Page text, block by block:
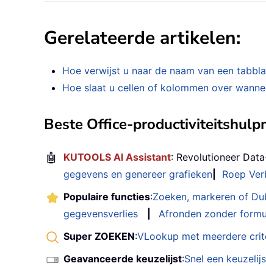
Gerelateerde artikelen:
Hoe verwijst u naar de naam van een
Hoe slaat u cellen of kolommen over
Beste Office-
🤖 KUTOOLS AI Assistant: Revolutioneer
gegevens en genereer grafieken
Roep
Populaire functies:Zoeken, markeren of
gegevensverlies
Afronden zonder
Super ZOEKEN:VLookup met meerdere
Geavanceerde keuzelijst:Snel een